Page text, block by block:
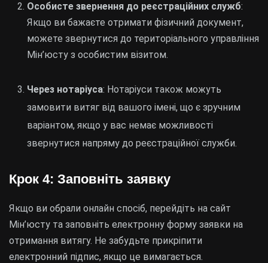
Особисте звернення до реєстраційних служб:
Якщо ви бажаєте отримати фізичний документ,
можете звернутися до територіального управління
Мін’юсту з особистим візитом.
Через нотаріуса: Нотаріуси також можуть
замовити витяг від вашого імені, що є зручним
варіантом, якщо у вас немає можливості
звернутися напряму до реєстраційної служби.
Крок 4: Заповніть заявку
Якщо ви обрали онлайн спосіб, перейдіть на сайт
Мін’юсту та заповніть електронну форму заявки на
отримання витягу. Не забудьте прикріпити
електронний підпис, якщо це вимагається.